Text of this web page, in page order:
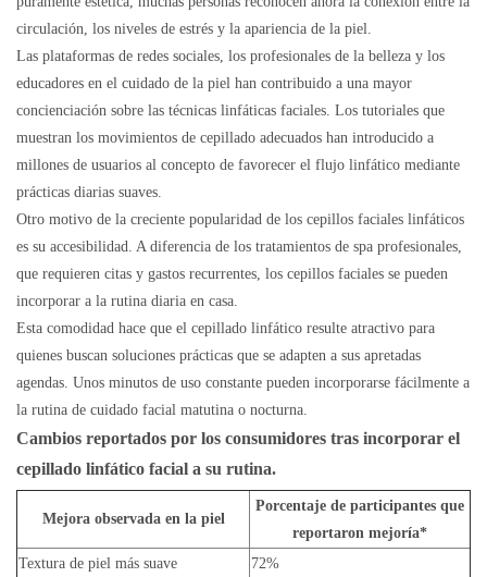
circulación, los niveles de estrés y la apariencia de la piel.
Las plataformas de redes sociales, los profesionales de la belleza y los
educadores en el cuidado de la piel han contribuido a una mayor
concienciación sobre las técnicas linfáticas faciales. Los tutoriales que
muestran los movimientos de cepillado adecuados han introducido a
millones de usuarios al concepto de favorecer el flujo linfático mediante
prácticas diarias suaves.
Otro motivo de la creciente popularidad de los cepillos faciales linfáticos
es su accesibilidad. A diferencia de los tratamientos de spa profesionales,
que requieren citas y gastos recurrentes, los cepillos faciales se pueden
incorporar a la rutina diaria en casa.
Esta comodidad hace que el cepillado linfático resulte atractivo para
quienes buscan soluciones prácticas que se adapten a sus apretadas
agendas. Unos minutos de uso constante pueden incorporarse fácilmente a
la rutina de cuidado facial matutina o nocturna.
Cambios reportados por los consumidores tras incorporar el
cepillado linfático facial a su rutina.
Mejora observada en la piel
Porcentaje de participantes que
reportaron mejoría*
Textura de piel más suave
72%